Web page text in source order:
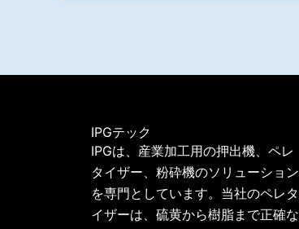
IPGテック
IPGは、産業加工用の押出機、ペレ
タイザー、粉砕機のソリューション
を専門としています。当社のペレタ
イザーは、硫黄から樹脂まで正確な